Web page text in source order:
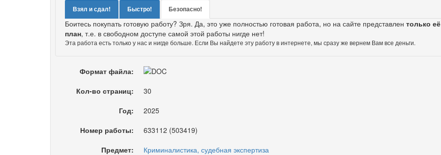
Взял и сдал! Быстро! Безопасно!
Боитесь покупать готовую работу? Зря. Да, это уже полностью готовая работа, но на сайте представлен только её
план, т.е. в свободном доступе самой этой работы нигде нет!
Эта работа есть только у нас и нигде больше. Если Вы найдете эту работу в интернете, мы сразу же вернем Вам все деньги.
Формат файла:
Кол-во страниц:
30
Год:
2025
Номер работы:
633112 (503419)
Предмет:
Криминалистика, судебная экспертиза